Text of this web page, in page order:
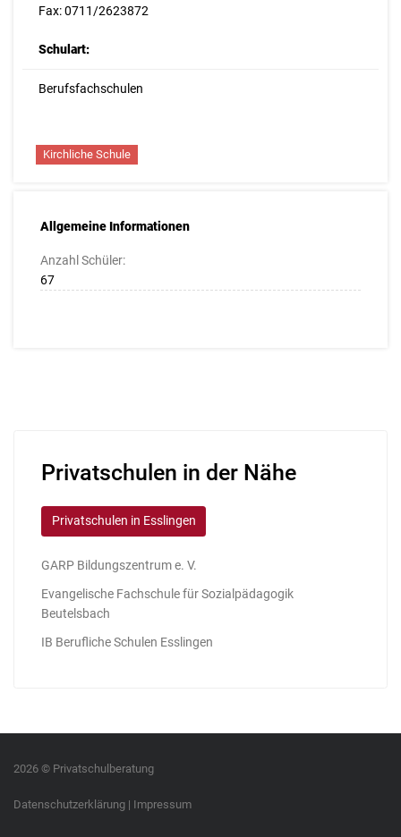
Fax: 0711/2623872
Schulart:
Berufsfachschulen
Kirchliche Schule
Allgemeine Informationen
Anzahl Schüler:
67
Privatschulen in der Nähe
Privatschulen in Esslingen
GARP Bildungszentrum e. V.
Evangelische Fachschule für Sozialpädagogik
Beutelsbach
IB Berufliche Schulen Esslingen
2026 © Privatschulberatung
Datenschutzerklärung | Impressum